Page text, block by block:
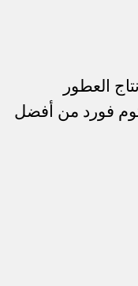
العطور
توم فورد من أفضل